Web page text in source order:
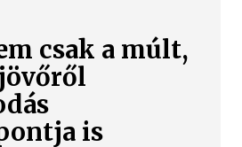
csak a múlt,
is